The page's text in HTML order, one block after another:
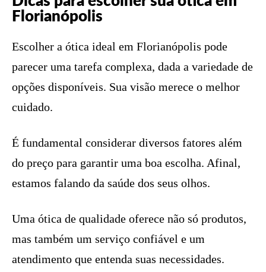
Florianópolis
Escolher a ótica ideal em Florianópolis pode
parecer uma tarefa complexa, dada a variedade de
opções disponíveis. Sua visão merece o melhor
cuidado.
É fundamental considerar diversos fatores além
do preço para garantir uma boa escolha. Afinal,
estamos falando da saúde dos seus olhos.
Uma ótica de qualidade oferece não só produtos,
mas também um serviço confiável e um
atendimento que entenda suas necessidades.